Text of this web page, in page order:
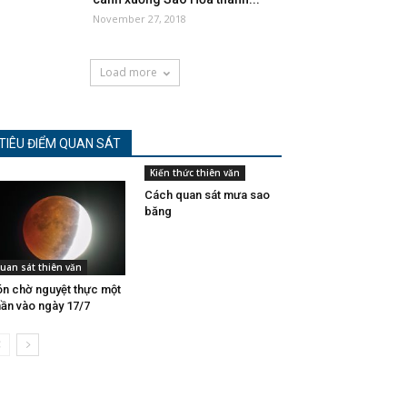
November 27, 2018
Load more
ĐIỂM QUAN SÁT
sát thiên văn
chờ nguyệt thực một
vào ngày 17/7
Kiến thức thiên văn
Cách quan sát mưa sao
băng